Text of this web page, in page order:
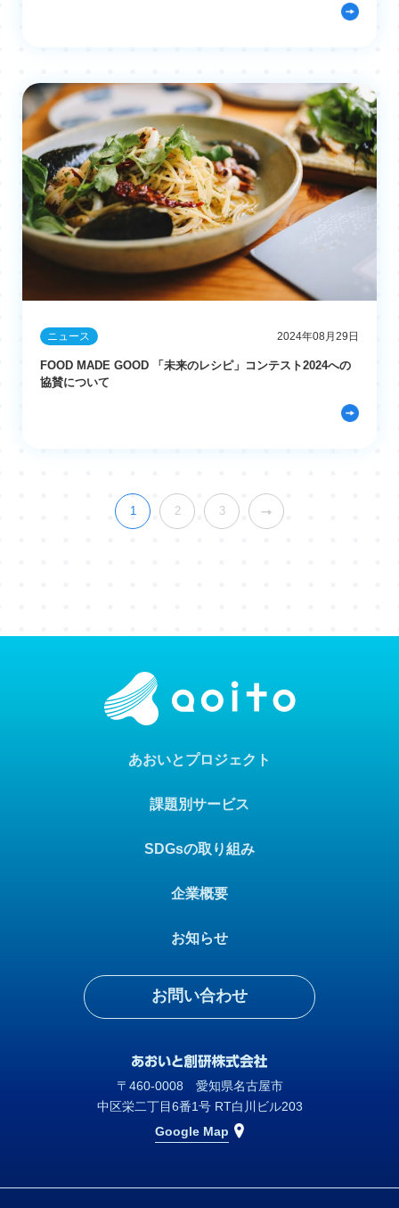
ニュース 2024年08月29日
FOOD MADE GOOD 「未来のレシピ」コンテスト2024への
協賛について
1 2 3
あおいとプロジェクト
SDGsの取り組み
お知らせ
課題別サービス
企業概要
お問い合わせ
〒460-0008 愛知県名古屋市
中区栄二丁目6番1号 RT白川ビル203
Google Map